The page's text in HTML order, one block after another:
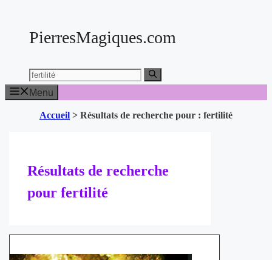
contenuPierresMagiques.com
Chercher:
Menu
Accueil > Résultats de recherche pour : fertilité
Résultats de recherche
pour fertilité